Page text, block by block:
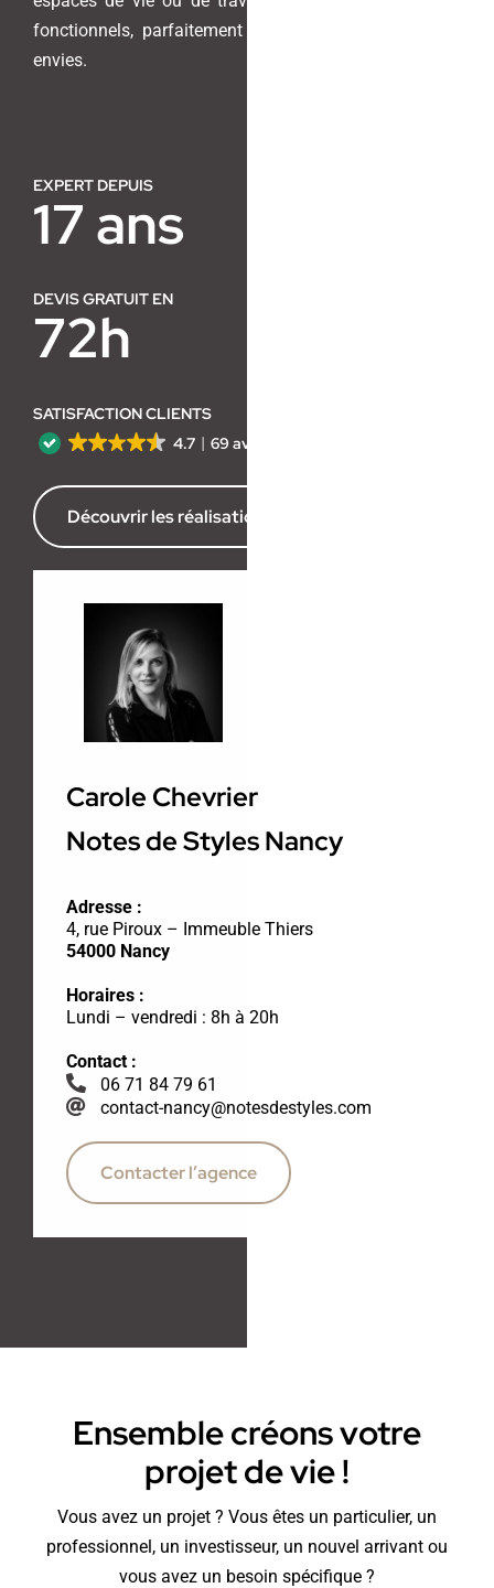
fonctionnels, parfaitement adaptés à vos besoins et
envies.
EXPERT DEPUIS
17 ans
DEVIS GRATUIT EN
72h
SATISFACTION CLIENTS
4.7
69 avis
Découvrir les réalisations de l’agence
Carole Chevrier
Notes de Styles Nancy
Adresse :
4, rue Piroux – Immeuble Thiers
54000 Nancy
Horaires :
Lundi – vendredi : 8h à 20h
Contact :
06 71 84 79 61
contact-nancy@notesdestyles.com
Contacter l’agence
Ensemble créons votre
projet de vie !
Vous avez un projet ? Vous êtes un particulier, un
professionnel, un investisseur, un nouvel arrivant ou
vous avez un besoin spécifique ?